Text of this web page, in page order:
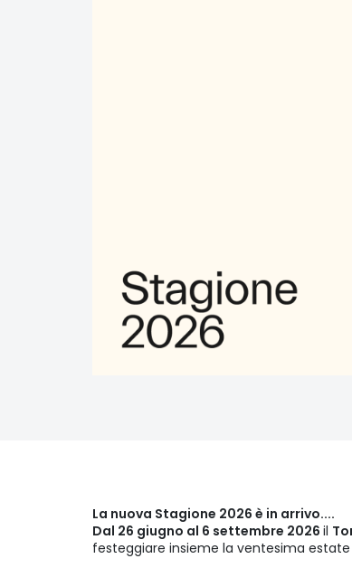
La nuova Stagione 2026 è in arrivo....
Dal 26 giugno al 6 settembre 2026 il
festeggiare insieme la ventesima